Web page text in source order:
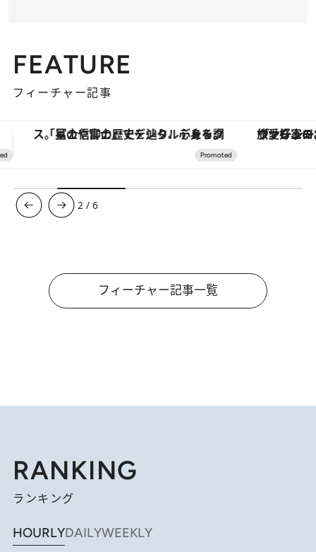
FEATURE
フィーチャー記事
ヴァシュロン・コンスタンタン「オーヴァーシーズ・オートマティック」。旅愛好家のお気に入りコレクションから、ジェンダーレスな新作が登場
3 /6
フィーチャー記事一覧
RANKING
ランキング
HOURLYDAILYWEEKLY